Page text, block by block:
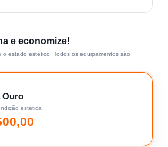
e economize!
o estado estético. Todos os equipamentos são
Ouro
estética